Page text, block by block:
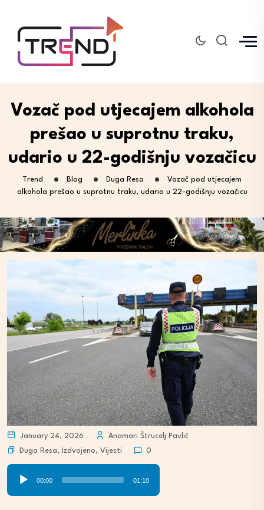
Vozač pod utjecajem alkohola
prešao u suprotnu traku,
udario u 22-godišnju vozačicu
Trend Blog Duga Resa
Vozač pod utjecajem
alkohola prešao u suprotnu traku, udario u 22-godišnju vozačicu
January 24, 2026
Anamari Štrucelj Pavlić
Duga Resa, Izdvojeno, Vijesti 0
Audio
Player
00:00 01:10